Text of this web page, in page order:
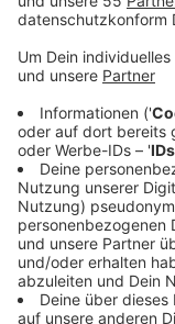
Anzeige
Deutschland
durch unsere
startet um kurz
es im Märkischen
Dortmund. Über
Kreis nach
Fahrer am
geht es über